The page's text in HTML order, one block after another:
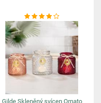
Gilde Skleněný svícen Ornato